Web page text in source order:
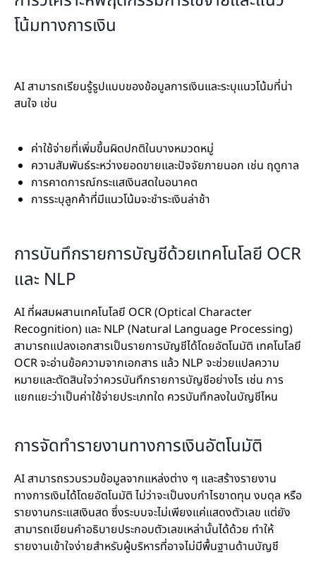
โน้มทางการเงิน
AI สามารถเรียนรู้รูปแบบของข้อมูลการเงินและระบุแนวโน้มที่น่า
สนใจ เช่น
ค่าใช้จ่ายที่เพิ่มขึ้นผิดปกติในบางหมวดหมู่
ความสัมพันธ์ระหว่างยอดขายและปัจจัยภายนอก เช่น ฤดูกาล
การคาดการณ์กระแสเงินสดในอนาคต
การระบุลูกค้าที่มีแนวโน้มจะชำระเงินล่าช้า
การบันทึกรายการบัญชีด้วยเทคโนโลยี OCR
และ NLP
AI ที่ผสมผสานเทคโนโลยี OCR (Optical Character
Recognition) และ NLP (Natural Language Processing)
สามารถแปลงเอกสารเป็นรายการบัญชีได้โดยอัตโนมัติ เทคโนโลยี
OCR จะอ่านข้อความจากเอกสาร แล้ว NLP จะช่วยแปลความ
หมายและตัดสินใจว่าควรบันทึกรายการบัญชีอย่างไร เช่น การ
แยกแยะว่าเป็นค่าใช้จ่ายประเภทใด ควรบันทึกลงในบัญชีไหน
การจัดทำรายงานทางการเงินอัตโนมัติ
AI สามารถรวบรวมข้อมูลจากแหล่งต่าง ๆ และสร้างรายงาน
ทางการเงินได้โดยอัตโนมัติ ไม่ว่าจะเป็นงบกำไรขาดทุน งบดุล หรือ
รายงานกระแสเงินสด ซึ่งระบบจะไม่เพียงแค่แสดงตัวเลข แต่ยัง
สามารถเขียนคำอธิบายประกอบตัวเลขเหล่านั้นได้ด้วย ทำให้
รายงานเข้าใจง่ายสำหรับผู้บริหารที่อาจไม่มีพื้นฐานด้านบัญชี